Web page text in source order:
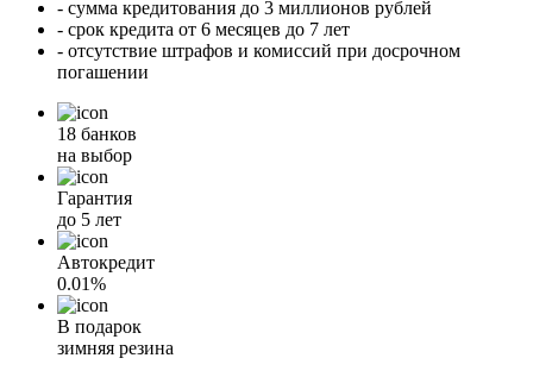
- сумма кредитования до 3 миллионов рублей
- срок кредита от 6 месяцев до 7 лет
- отсутствие штрафов и комиссий при досрочном
погашении
18 банков
на выбор
Гарантия
до 5 лет
Автокредит
0.01%
В подарок
зимняя резина